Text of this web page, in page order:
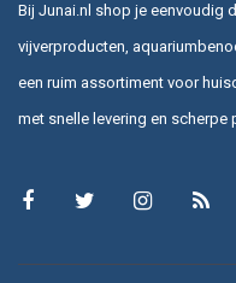
Bij Junai.nl shop je eenvoudig
vijverproducten,
een ruim assortiment voor
met snelle levering en scherpe